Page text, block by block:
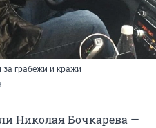
грабежи и кражи
Николая Бочкарева —